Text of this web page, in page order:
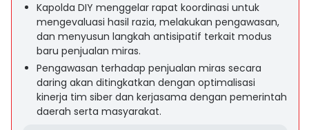
Kapolda DIY menggelar rapat koordinasi untuk
mengevaluasi hasil razia, melakukan pengawasan,
dan menyusun langkah antisipatif terkait modus
baru penjualan miras.
Pengawasan terhadap penjualan miras secara
daring akan ditingkatkan dengan optimalisasi
kinerja tim siber dan kerjasama dengan pemerintah
daerah serta masyarakat.